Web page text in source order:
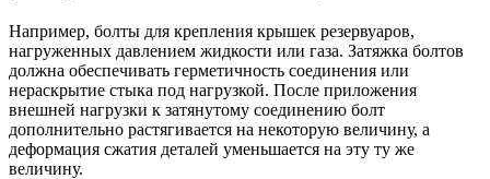
Например, болты для крепления крышек резервуаров,
нагруженных давлением жидкости или газа. Затяжка болтов
должна обеспечивать герметичность соединения или
нераскрытие стыка под нагрузкой. После приложения
внешней нагрузки к затянутому соединению болт
дополнительно растягивается на некоторую величину, а
деформация сжатия деталей уменьшается на эту ту же
величину.